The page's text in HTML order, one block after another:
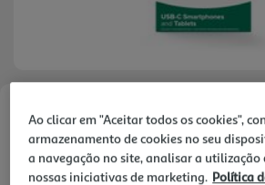
Faça a sua avaliação
Ref. / EAN:8018080295706
Ao clicar em "Aceitar todos os cookies",
armazenamento de cookies no seu
a navegação no site, analisar a utilização
nossas iniciativas de marketing. Política